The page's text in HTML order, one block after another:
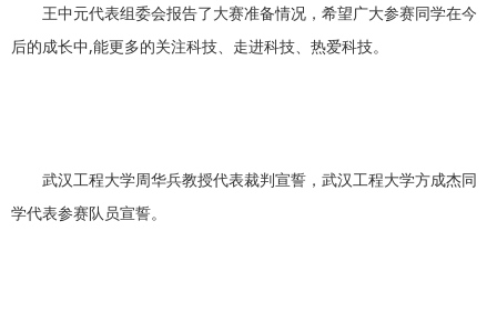
王中元代表组委会报告了大赛准备情况，希望广大参赛同学在今
后的成长中,能更多的关注科技、走进科技、热爱科技。
武汉工程大学周华兵教授代表裁判宣誓，武汉工程大学方成杰同
学代表参赛队员宣誓。